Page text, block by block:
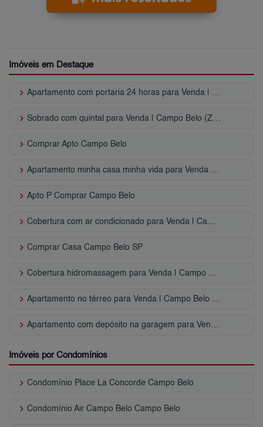
Imóveis em Destaque
keyboard_arrow_right
keyboard_arrow_right
keyboard_arrow_right Comprar Apto Campo Belo
keyboard_arrow_right
keyboard_arrow_right Apto P Comprar Campo Belo
keyboard_arrow_right
keyboard_arrow_right Comprar Casa Campo Belo SP
keyboard_arrow_right
keyboard_arrow_right
keyboard_arrow_right
Imóveis por Condomínios
keyboard_arrow_right Condomínio Place La Concorde Campo Belo
keyboard_arrow_right Condomínio Air Campo Belo Campo Belo